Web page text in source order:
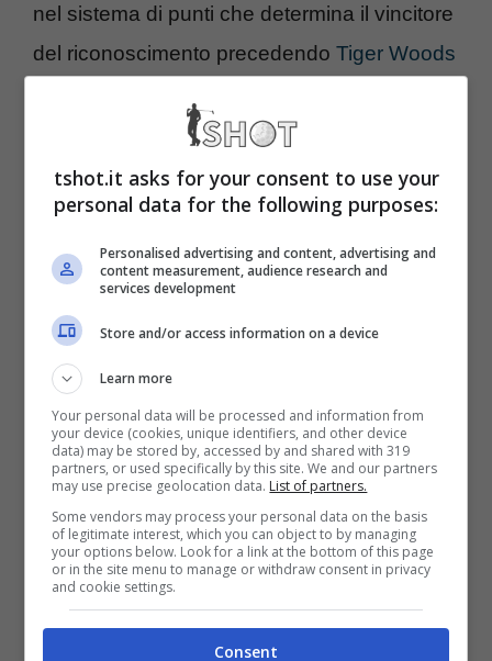
nel sistema di punti che determina il vincitore
del riconoscimento precedendo Tiger Woods
problema al ginocchio che lo ha costretto
all’operazione.
Il premio si consegna dal 1948 e Padraig è
solo il secondo europeo a esser premiato
dopo l’inglese Nick Faldo nel 1990.
Harrigtonha vinto quest’anno l’Open
Championship
un po’ a sorpresa anche ilPGA
Championship. Classe ’71, 1.87 m per 83 kg,
è diventato professionista nel 1995,
passando sull’European Tour l’anno
seguente e sul PGA Tour nel 2005, ha vinto
in totale 24 tornei (14 European Tour; 5 PGA
tshot.it asks for your consent to use your
personal data for the following purposes:
Personalised advertising and content, advertising and
content measurement, audience research and
services development
Store and/or access information on a device
Learn more
Your personal data will be processed and information from
your device (cookies, unique identifiers, and other device
data) may be stored by, accessed by and shared with 319
partners, or used specifically by this site. We and our partners
may use precise geolocation data. List of partners.
Some vendors may process your personal data on the basis
of legitimate interest, which you can object to by managing
your options below. Look for a link at the bottom of this page
or in the site menu to manage or withdraw consent in privacy
and cookie settings.
Consent